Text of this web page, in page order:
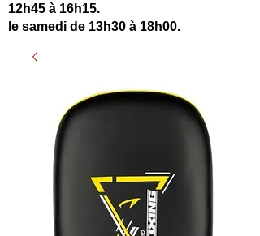
12h45 à 16h15.
le samedi de 13h30 à 18h00.